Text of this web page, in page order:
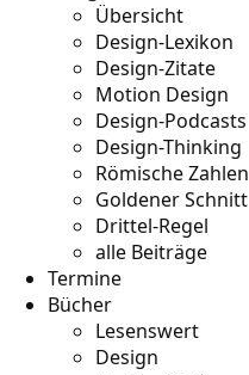
Übersicht
Design-Lexikon
Design-Zitate
Motion Design
Design-Podcasts
Design-Thinking
Römische Zahlen
Goldener Schnitt
Drittel-Regel
alle Beiträge
Termine
Bücher
Lesenswert
Design